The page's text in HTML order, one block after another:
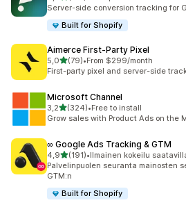
Server-side conversion tracking for
Built for Shopify
Aimerce First‑Party Pixel
5,0/ 5 tähteä
(79)
79 arvostelua yhteensä
•From $299/month
First-party pixel and server-side
Microsoft Channel
3,2/ 5 tähteä
(324)
324 arvostelua yhteensä
•Free to install
Grow sales with Product Ads on the
∞ Google Ads Tracking & GTM
4,9/ 5 tähteä
(191)
191 arvostelua yhteensä
•Ilmainen kokeilu
Palvelinpuolen seuranta mainosten
GTM:n
Built for Shopify